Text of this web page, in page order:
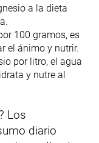
a la dieta
100 gramos, es
el ánimo y nutrir.
por litro, el agua
y nutre al
Los
diario